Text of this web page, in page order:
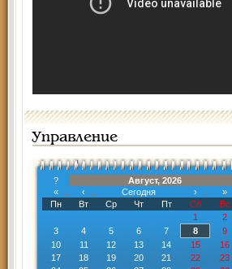
Управление
?
Август, 2026
«
‹ Сегодня ›
»
Пн
Вт Ср Чт Пт Сб
Вс
1
2
3
4 5 6 7 8
9
10
11 12 13 14 15
16
17
18 19 20 21 22
23